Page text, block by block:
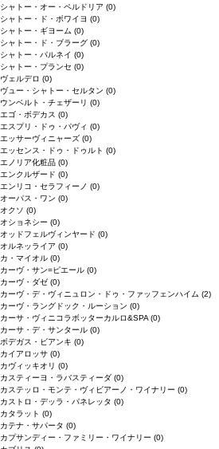
シャトー・オー・ペルドリア (0)
シャトー・ド・ボワイヨ (0)
シャトー・ギヨーム (0)
シャトー・ド・ブラーグ (0)
シャトー・パルネイ (0)
シャトー・プランセ (0)
ヴェルデロ (0)
ヴュー・シャトー・セルタン (0)
ウンベルト・チェザーリ (0)
エゴ・ボデカス (0)
エスプリ・ドゥ・パヴィ (0)
エッサーヴィニャーズ (0)
エッセンス・ドゥ・ドゥルト (0)
エノリア化粧品 (0)
エンクルザード (0)
エンリコ・セラフィーノ (0)
オーパス・ワン (0)
オクソ (0)
オショネシー (0)
オッドフェルヴィンヤード (0)
オルネッライア (0)
カ・マイオル (0)
カーヴ・サン=ピエール (0)
カーヴ・ダゼ (0)
カーヴ・デ・ヴィニュロン・ドゥ・ファッフェンハイム (2)
カーヴ・ラングドック・ルーション (0)
カーサ・ヴィニコラボッターカルロ&SPA (0)
カーサ・デ・サンタール (0)
ボデガス・ビアンキ (0)
カイアロッサ (0)
カヴィッキオリ (0)
カスティーヨ・ラバスティーダ (0)
カステッロ・モンテ・ヴィビアーノ・ワイナリー (0)
カストロ・デッラ・パネレッタ (0)
カタラット (0)
カテナ・サパータ (0)
カプサンディー・ファミリー・ワイナリー (0)